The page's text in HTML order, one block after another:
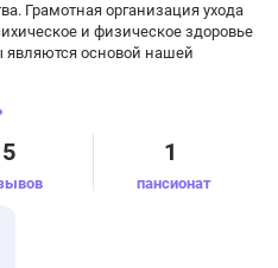
Грамотная организация ухода
и физическое здоровье
основой нашей
5 1
пансионат